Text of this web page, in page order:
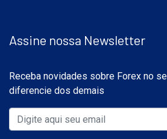
Assine nossa Newsletter
Receba novidades sobre Forex no
diferencie dos demais